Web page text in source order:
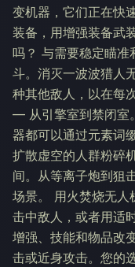
变机器，它们正在快
装备，用增强装备武
吗？ 与需要稳定瞄
斗。消灭一波波猎人
种其他敌人，以在每
— 从引擎室到禁闭室
器都可以通过元素词
扩散虚空的人群粉碎
间。从等离子炮到狙
场景。 用火焚烧无人
击中敌人，或者用适
增强、技能和物品改
击或近身攻击。您的